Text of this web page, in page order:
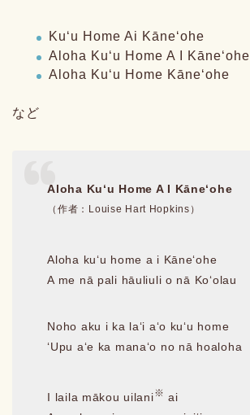
Kuʻu Home Ai Kāneʻohe
Aloha Kuʻu Home A I Kāneʻohe
Aloha Kuʻu Home Kāneʻohe
など
Aloha Kuʻu Home A I Kāneʻohe
（作者：Louise Hart Hopkins）
Aloha kuʻu home a i Kāneʻohe
A me nā pali hāuliuli o nā Koʻolau
Noho aku i ka laʻi aʻo kuʻu home
ʻUpu aʻe ka manaʻo no nā hoaloha
I laila mākou uilani※ ai